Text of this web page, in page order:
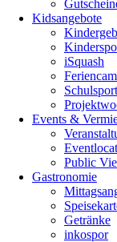
Kidsangebote
iSquash
Schulsport
Events &
Public
Gastronomie
Getränke
inkospor